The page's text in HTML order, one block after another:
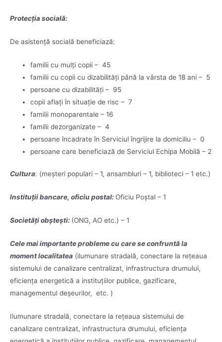
Protecția socială:
De asistență socială beneficiază:
familii cu mulți copii – 45
familii cu copii cu dizabilități până la vârsta de 18 ani – 5
persoane cu dizabilități – 95
copii aflați în situație de risc – 7
familii monoparentale – 16
familii dezorganizate – 4
persoane încadrate în Serviciul îngrijire la domiciliu – 0
persoane care beneficiază de Serviciul Echipa Mobilă – 2
Cultura: (meșteri populari – 1, ansambluri – 1, biblioteci – 1 etc.)
Instituții bancare, oficiu postal: Oficiu Poștal – 1
Societăți obștești: (ONG, AO etc.) – 1
Cele mai importante probleme cu care se confruntă la
moment localitatea (ilumunare stradală, conectare la rețeaua
sistemului de canalizare centralizat, infrastructura drumului,
eficiența energetică a instituțiilor publice, gazificare,
managementul deșeurilor, etc. )
Ilumunare stradală, conectare la rețeaua sistemului de
canalizare centralizat, infrastructura drumului, eficiența